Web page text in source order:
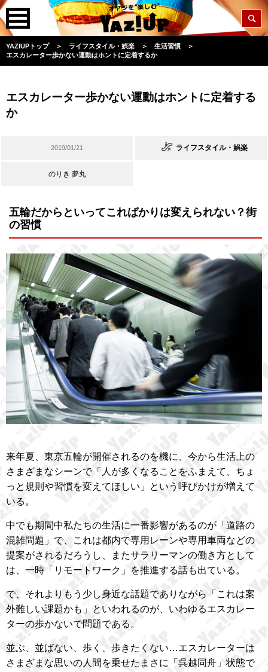
YAZIUPトップ ＞ ライフスタイル・娯楽 ＞ 生活習慣
＞
エスカレーター歩かない運動はホントに定着するか
エスカレーター歩かない運動はホントに定着する
か
2019/01/21 ライフスタイル・娯楽
のりき 夢丸
五輪だからといってこればかりは変えられない？街
の習慣
来年夏、東京五輪が開催されるのを機に、今から生活上の
さまざまなシーンで「人が多くなることをふまえて、ちょ
っと規則や習慣を変えてほしい」という呼びかけが増えて
いる。
中でも期間中私たちの生活に一番影響があるのが「道路の
混雑問題」で、これは都内で専用レーンや専用車両などの
提案がされるだろうし、またサラリーマンの働き方として
は、一時「リモートワーク」を推進する話も出ている。
で、それよりもう少し身近な話題でありながら「これは案
外難しい課題かも」といわれるのが、いわゆるエスカレー
ターの歩かないで問題である。
並ぶ、並ばない、歩く、歩きたくない…エスカレーターは
さまざまな思いの人間を乗せたまさに「呉越同舟」状態で